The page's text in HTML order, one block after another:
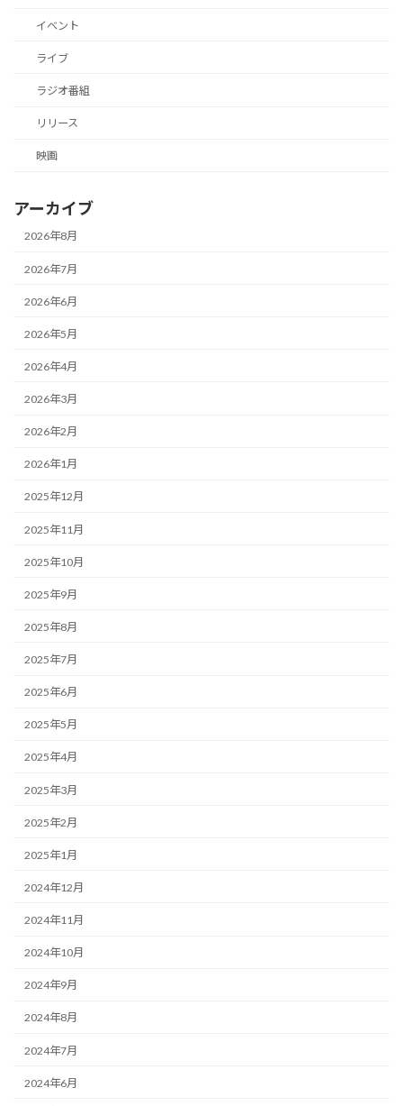
イベント
ライブ
ラジオ番組
リリース
映画
アーカイブ
2026年8月
2026年7月
2026年6月
2026年5月
2026年4月
2026年3月
2026年2月
2026年1月
2025年12月
2025年11月
2025年10月
2025年9月
2025年8月
2025年7月
2025年6月
2025年5月
2025年4月
2025年3月
2025年2月
2025年1月
2024年12月
2024年11月
2024年10月
2024年9月
2024年8月
2024年7月
2024年6月